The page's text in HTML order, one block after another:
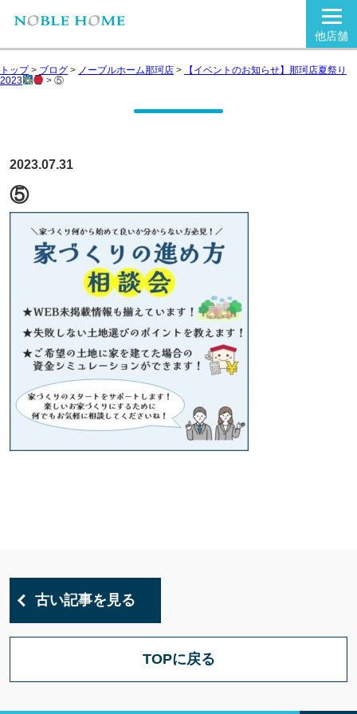
他店舗
トップ> ブログ > ノーブルホーム那珂店 >
【イベントのお知らせ】那珂店夏祭り
2023
>⑤
2023.07.31
⑤
古い記事を見る
TOPに戻る